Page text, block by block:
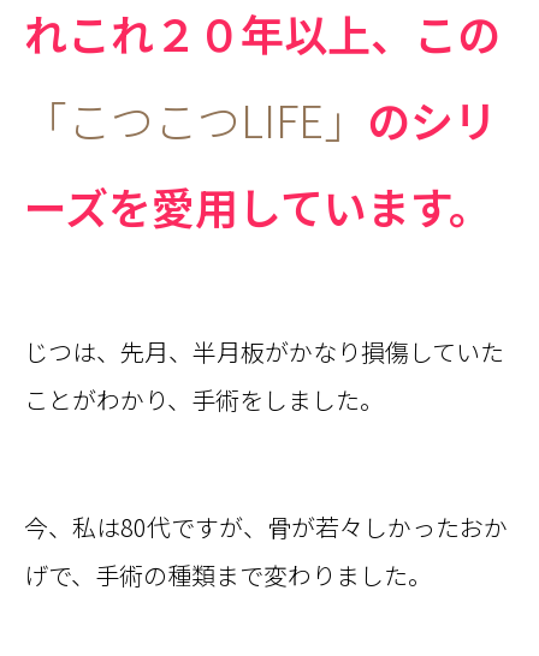
れこれ２０年以上、この
「こつこつLIFE」 のシリ
ーズを愛用しています。
じつは、先月、半月板がかなり損傷していた
ことがわかり、手術をしました。
今、私は80代ですが、骨が若々しかったおか
げで、手術の種類まで変わりました。